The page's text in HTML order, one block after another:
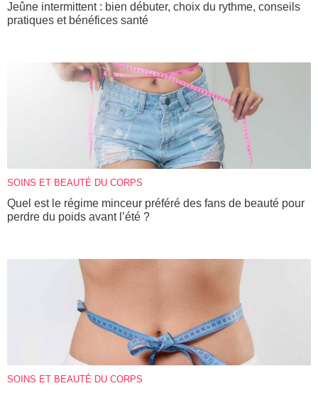
Jeûne intermittent : bien débuter, choix du rythme, conseils
pratiques et bénéfices santé
SOINS ET BEAUTÉ DU CORPS
Quel est le régime minceur préféré des fans de beauté pour
perdre du poids avant l’été ?
SOINS ET BEAUTÉ DU CORPS